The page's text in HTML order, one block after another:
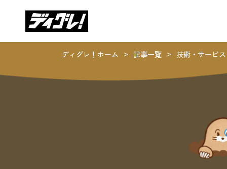
ディグレ！ホーム 記事一覧 技術・サービス